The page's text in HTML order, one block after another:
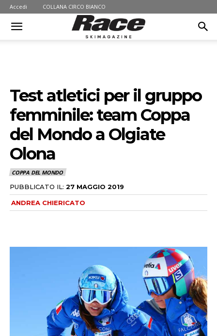
Accedi COLLANA CIRCO BIANCO
Test atletici per il gruppo
femminile: team Coppa
del Mondo a Olgiate
Olona
COPPA DEL MONDO
PUBBLICATO IL: 27 MAGGIO 2019
ANDREA CHIERICATO